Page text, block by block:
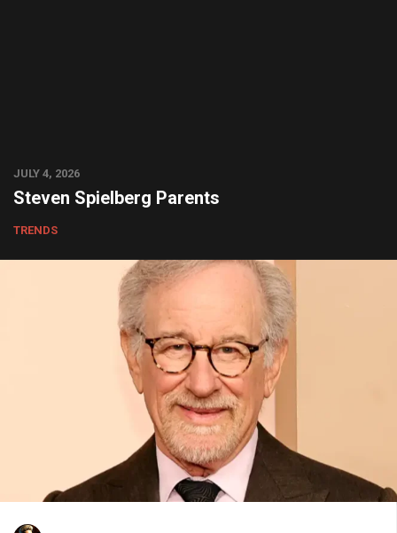
JULY 4, 2026
Steven Spielberg Parents
TRENDS